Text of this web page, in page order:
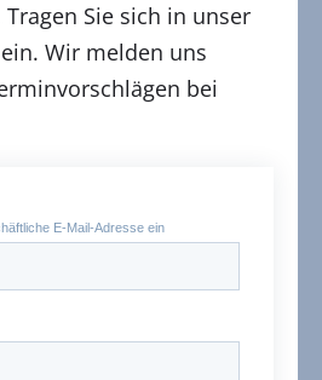
Sie sich in unser
Wir melden uns
bei